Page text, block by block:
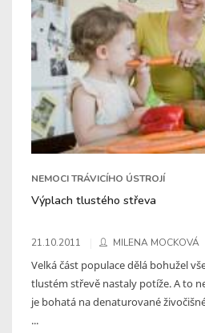
NEMOCI TRÁVICÍHO ÚSTROJÍ
Výplach tlustého střeva
21.10.2011 MILENA MOCKOVÁ
Velká část populace dělá bohužel
tlustém střevě nastaly potíže. A to
je bohatá na denaturované
...